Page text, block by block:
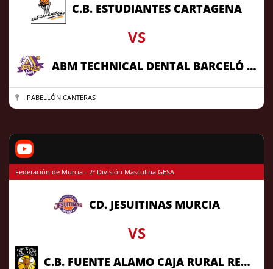
C.B. ESTUDIANTES CARTAGENA
VS
ABM TECHNICAL DENTAL BARCELÓ A.D. COSTERA SUR
PABELLÓN CANTERAS
Federación de Murcia - 2ª División Masculina GESA
CD. JESUITINAS MURCIA
VS
C.B. FUENTE ALAMO CAJA RURAL REGIONAL